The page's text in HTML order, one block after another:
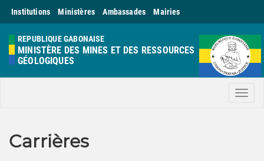
Institutions Ministères Ambassades Mairies
REPUBLIQUE GABONAISE
MINISTÈRE DES MINES ET DES RESSOURCES
GÉOLOGIQUES
Menu
Carrières